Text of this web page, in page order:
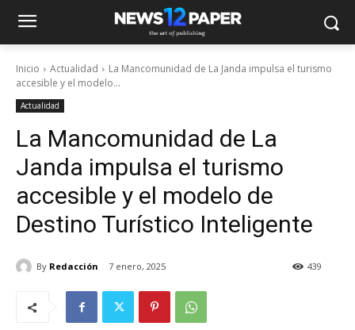
Inicio Actualidad
La Mancomunidad de La Janda impulsa el turismo
accesible y el modelo...
Actualidad
La Mancomunidad de La
Janda impulsa el turismo
accesible y el modelo de
Destino Turístico Inteligente
By Redacción 7 enero, 2025 439